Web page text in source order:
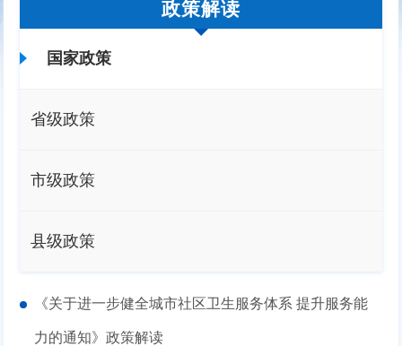
政策解读
国家政策
省级政策
市级政策
县级政策
《关于进一步健全城市社区卫生服务体系 提升服务能
力的通知》政策解读